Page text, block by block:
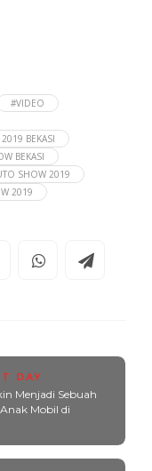
#VIDEO
BEKASI
BEKASI
SHOW 2019
2019
DAY
Menjadi Sebuah
Mobil di